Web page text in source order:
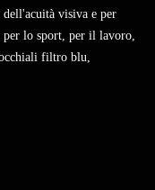
visiva e per
lo sport, per il lavoro,
filtro blu,